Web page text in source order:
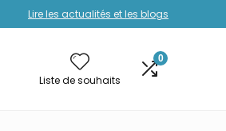
Lire les actualités et les blogs
Liste de souhaits
0